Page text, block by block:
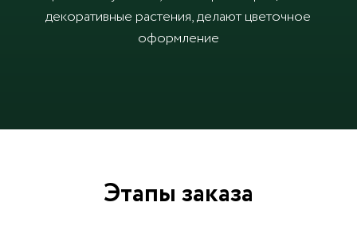
декоративные растения, делают цветочное
оформление
Этапы заказа